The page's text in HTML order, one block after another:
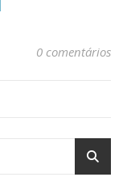
0 comentários